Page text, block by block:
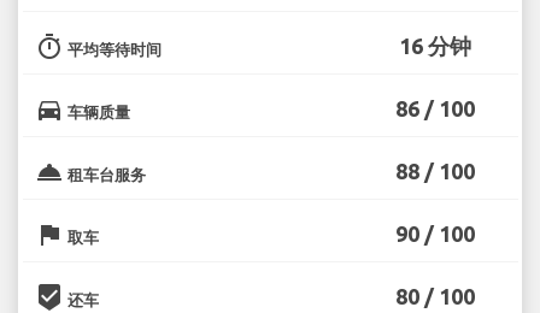
timer 平均等待时间 16 分钟
directions_car 车辆质量 86 / 100
room_service 租车台服务 88 / 100
flag 取车 90 / 100
beenhere 还车 80 / 100